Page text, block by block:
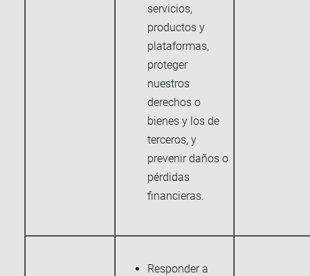
servicios,
productos y
plataformas,
proteger
nuestros
derechos o
bienes y los de
terceros, y
prevenir daños o
pérdidas
financieras.
Responder a